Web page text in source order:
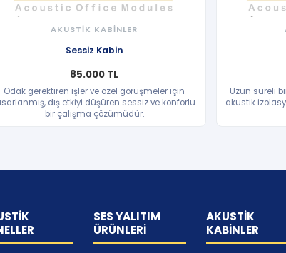
AKUSTİK KABİNLER
Sessiz Kabin
85.000 TL
Odak gerektiren işler ve özel görüşmeler için
dış etkiyi düşüren sessiz ve konforlu
bir çalışma çözümüdür.
Uzun süreli
akustik
SES YALITIM
ÜRÜNLERİ
AKUSTİK
KABİNLER